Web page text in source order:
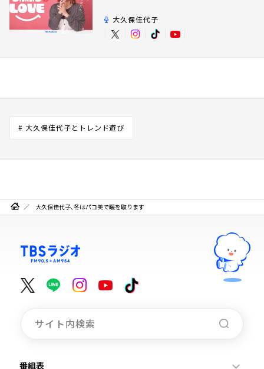
大久保佳代子
# 大久保佳代子とトレンド遊び
大久保佳代子、冬はパコ美で暖を取ります
番組表